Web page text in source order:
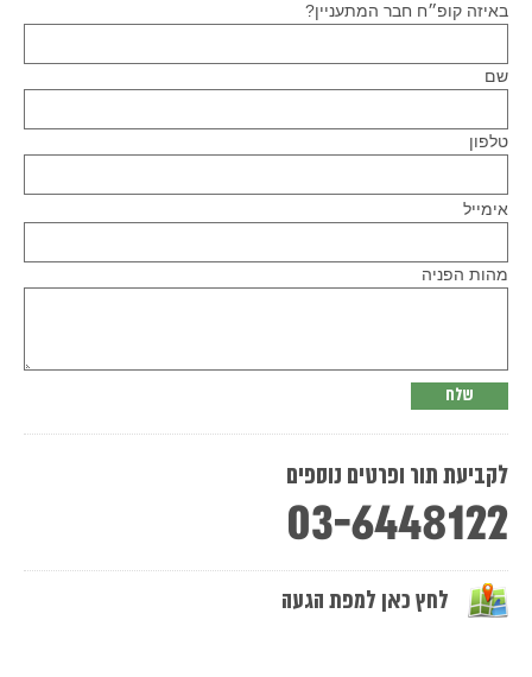
באיזה קופ״ח חבר המתעניין?
שם
טלפון
leave
אימייל
מהות הפניה
לקביעת תור ופרטים נוספים
03-6448122
לחץ כאן למפת הגעה